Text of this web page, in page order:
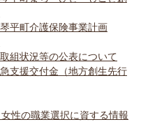
平町介護保険事業計画
組状況等の公表について
支援交付金（地方創生先行
性の職業選択に資する情報